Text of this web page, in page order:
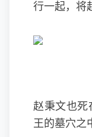
行一起，将
赵秉文也死
王的墓穴之